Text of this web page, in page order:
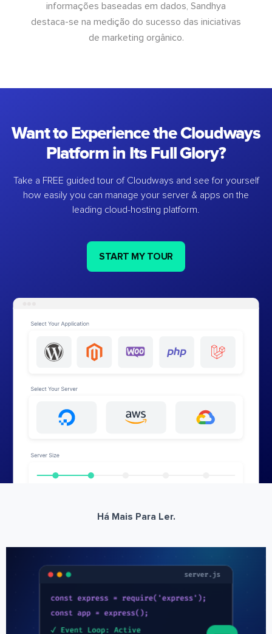
informações baseadas em dados, Sandhya
destaca-se na medição do sucesso das iniciativas
de marketing orgânico.
Want to Experience the Cloudways
Platform in Its Full Glory?
Take a FREE guided tour of Cloudways and see for yourself
how easily you can manage your server & apps on the
leading cloud-hosting platform.
START MY TOUR
Há Mais Para Ler.